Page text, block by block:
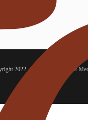
2022. Designed by Kreatif